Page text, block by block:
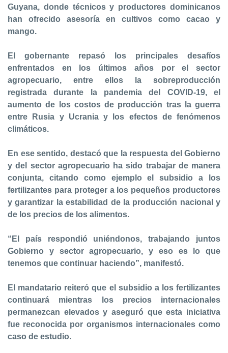
Guyana, donde técnicos y productores dominicanos
han ofrecido asesoría en cultivos como cacao y
mango.
El gobernante repasó los principales desafíos
enfrentados en los últimos años por el sector
agropecuario, entre ellos la sobreproducción
registrada durante la pandemia del COVID-19, el
aumento de los costos de producción tras la guerra
entre Rusia y Ucrania y los efectos de fenómenos
climáticos.
En ese sentido, destacó que la respuesta del Gobierno
y del sector agropecuario ha sido trabajar de manera
conjunta, citando como ejemplo el subsidio a los
fertilizantes para proteger a los pequeños productores
y garantizar la estabilidad de la producción nacional y
de los precios de los alimentos.
“El país respondió uniéndonos, trabajando juntos
Gobierno y sector agropecuario, y eso es lo que
tenemos que continuar haciendo”, manifestó.
El mandatario reiteró que el subsidio a los fertilizantes
continuará mientras los precios internacionales
permanezcan elevados y aseguró que esta iniciativa
fue reconocida por organismos internacionales como
caso de estudio.